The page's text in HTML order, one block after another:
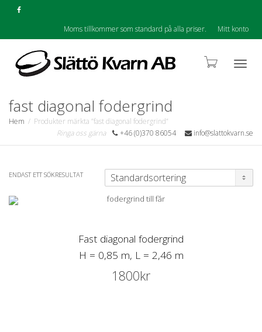
Moms tillkommer som standard på alla priser. Mitt konto
fast diagonal fodergrind
Hem
Produkter märkta ”fast diagonal fodergrind”
Ringa oss gärna
+46 (0)370 86054 info@slattokvarn.se
ENDAST ETT SÖKRESULTAT
Fast diagonal fodergrind
H = 0,85 m, L = 2,46 m
1800kr